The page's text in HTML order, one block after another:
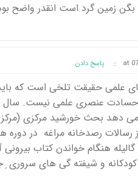
زمین گرد است انقدر واضح
:: پاسخ دادن
علمی حقیقت تلخی است که
عنصری علمی نیست. سال
دهد بحث خورشید مرکزی
رصدخانه مراغه در دوره
هنگام خواندن کتاب بیرونی
و شیفته گی های سروری